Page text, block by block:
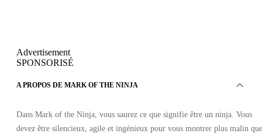
Advertisement
SPONSORISÉ
A PROPOS DE MARK OF THE NINJA
Dans Mark of the Ninja, vous saurez ce que signifie être un ninja. Vous
devez être silencieux, agile et ingénieux pour vous montrer plus malin que